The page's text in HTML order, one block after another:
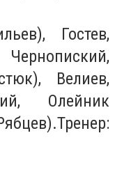
Гостев,
Велиев,
Олейник